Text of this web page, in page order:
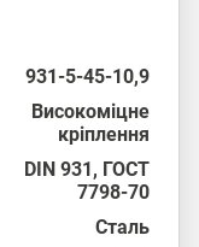
931-5-45-10,9
Високоміцне
кріплення
DIN 931, ГОСТ
7798-70
Сталь